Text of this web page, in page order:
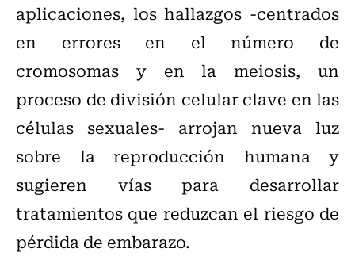
aplicaciones, los hallazgos -centrados
en errores en el número de
cromosomas y en la meiosis, un
proceso de división celular clave en las
células sexuales- arrojan nueva luz
sobre la reproducción humana y
sugieren vías para desarrollar
tratamientos que reduzcan el riesgo de
pérdida de embarazo.